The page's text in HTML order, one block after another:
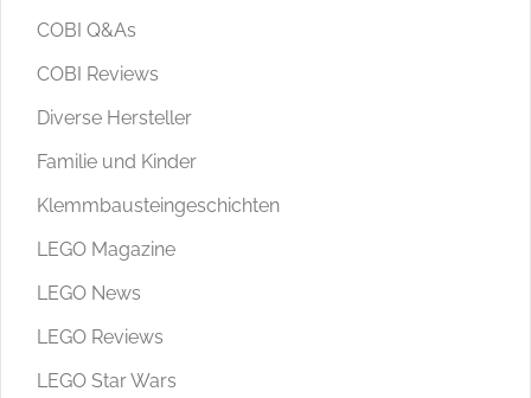
COBI Q&As
COBI Reviews
Diverse Hersteller
Familie und Kinder
Klemmbausteingeschichten
LEGO Magazine
LEGO News
LEGO Reviews
LEGO Star Wars